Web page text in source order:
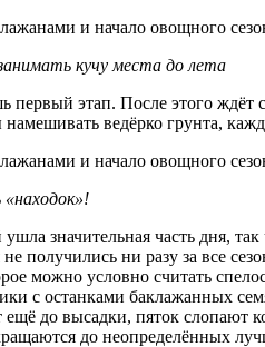
кучу места до лета
этап. После этого ждёт
ведёрко грунта,
значительная часть дня,
получились ни разу за все
можно условно считать
с останками баклажанных
ещё до высадки, пяток слопают
до неопределённых